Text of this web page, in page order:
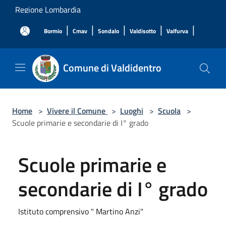
Salta al contenuto principale
Regione Lombardia
Bormio | Cmav | Sondalo | Valdisotto | Valfurva |
Comune di Valdidentro
Home > Vivere il Comune > Luoghi > Scuola >
Scuole primarie e secondarie di I° grado
Scuole primarie e
secondarie di I° grado
Istituto comprensivo " Martino Anzi"